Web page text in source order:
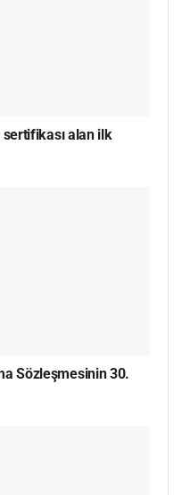
sertifikası alan ilk
Sözleşmesinin 30.